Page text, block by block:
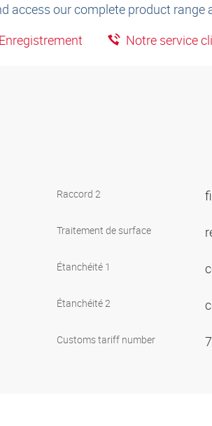
access our complete product range
Notre service
Raccord 2
Traitement de surface
Étanchéité 1
Étanchéité 2
Customs tariff number